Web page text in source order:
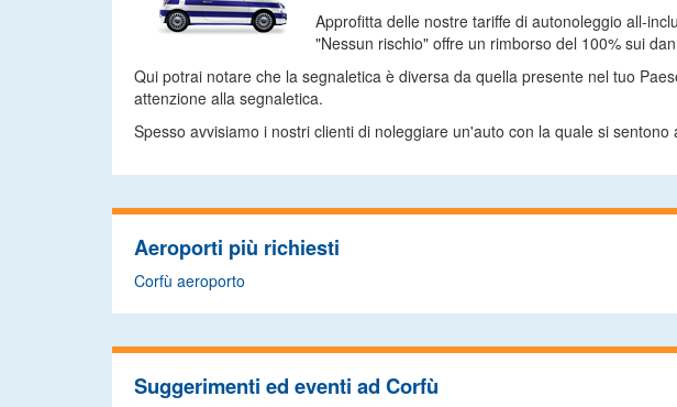
Approfitta delle nostre tariffe di autonoleggio all-
"Nessun rischio" offre un rimborso del 100% sui
Qui potrai notare che la segnaletica è diversa da quella presente nel tuo
attenzione alla segnaletica.
Spesso avvisiamo i nostri clienti di noleggiare un'auto con la quale si sentono
Aeroporti più richiesti
Corfù aeroporto
Suggerimenti ed eventi ad Corfù